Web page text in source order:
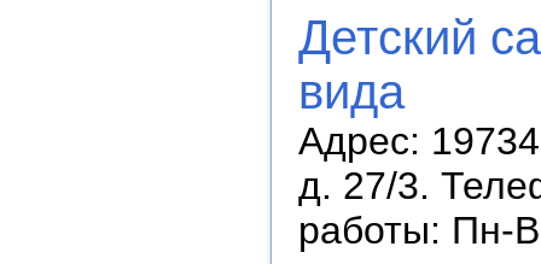
Детский
вида
Адрес:
д. 27/3.
работы: Пн-